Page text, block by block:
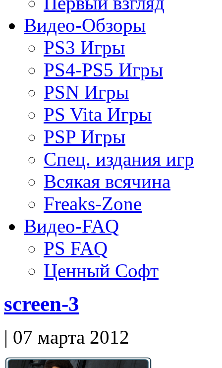
Видео-Обзоры
PS3 Игры
PS4-PS5 Игры
PSN Игры
PS Vita Игры
PSP Игры
Спец. издания игр
Всякая всячина
Freaks-Zone
Видео-FAQ
PS FAQ
Ценный Софт
screen-3
| 07 марта 2012